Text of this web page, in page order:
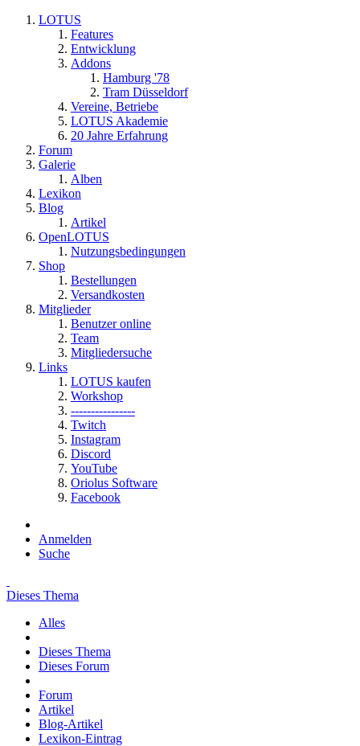
LOTUS
Features
Entwicklung
Addons
Hamburg '78
Tram Düsseldorf
Vereine, Betriebe
LOTUS Akademie
20 Jahre Erfahrung
Forum
Galerie
Alben
Lexikon
Blog
Artikel
OpenLOTUS
Nutzungsbedingungen
Shop
Bestellungen
Versandkosten
Mitglieder
Benutzer online
Team
Mitgliedersuche
Links
LOTUS kaufen
Workshop
----------------
Twitch
Instagram
Discord
YouTube
Oriolus Software
Facebook
Anmelden
Suche
Dieses Thema
Alles
Dieses Thema
Dieses Forum
Forum
Artikel
Blog-Artikel
Lexikon-Eintrag